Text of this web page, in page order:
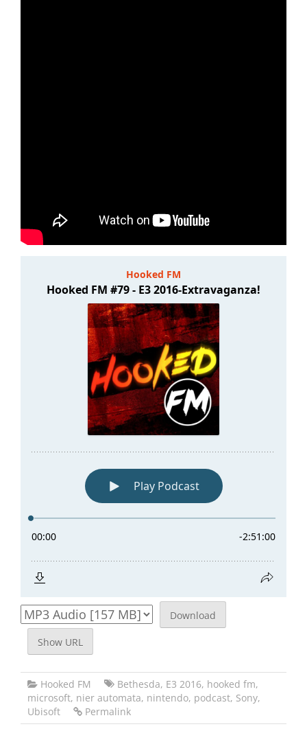
Download
Show URL
Hooked FM Bethesda, E3 2016, hooked fm,
microsoft, nier automata, nintendo, podcast, Sony,
Ubisoft
Permalink